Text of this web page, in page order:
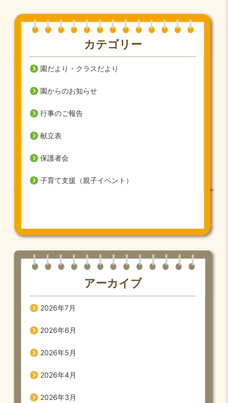
カテゴリー
園だより・クラスだより
園からのお知らせ
行事のご報告
献立表
保護者会
子育て支援（親子イベント）
アーカイブ
2026年7月
2026年6月
2026年5月
2026年4月
2026年3月